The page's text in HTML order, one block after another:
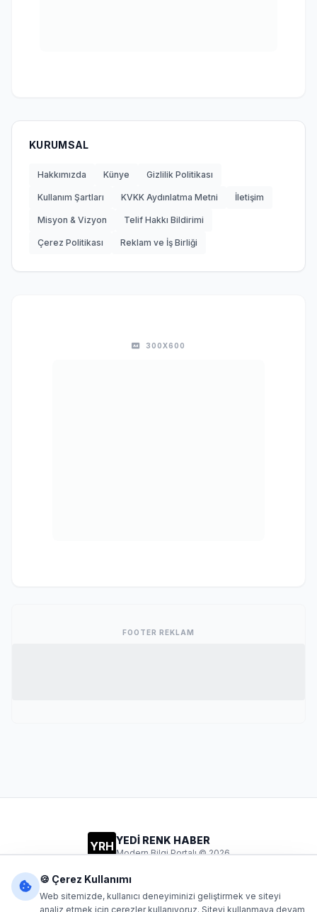
KURUMSAL
Hakkımızda Künye Gizlilik Politikası
Kullanım Şartları KVKK Aydınlatma Metni İletişim
Misyon & Vizyon Telif Hakkı Bildirimi
Çerez Politikası Reklam ve İş Birliği
300X600
FOOTER REKLAM
YRH YEDİ RENK HABER
Modern Bilgi Portalı © 2026
🍪 Çerez Kullanımı
Web sitemizde, kullanıcı deneyiminizi geliştirmek ve siteyi
analiz etmek için çerezler kullanıyoruz. Siteyi kullanmaya devam